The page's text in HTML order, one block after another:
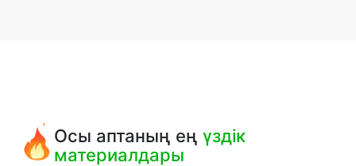
Осы аптаның еңүздік
материалдары